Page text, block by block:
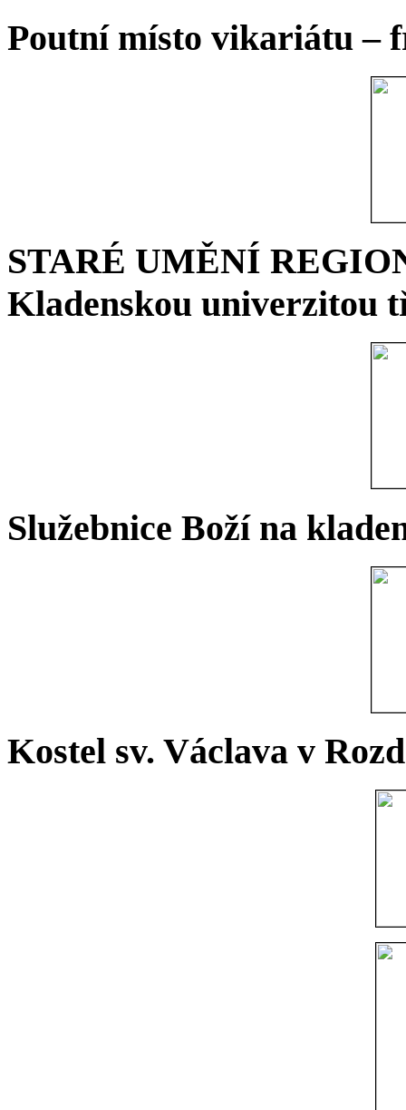
Poutní místo vikariátu –
STARÉ UMĚNÍ
Kladenskou univerzitou
Služebnice Boží na
Kostel sv. Václava v